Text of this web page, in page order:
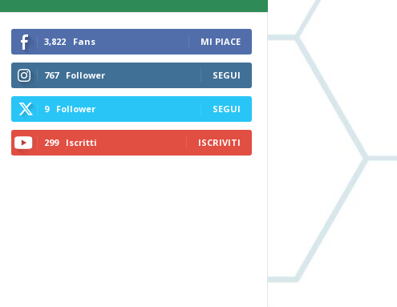
3,822 Fans MI PIACE
767 Follower SEGUI
9 Follower SEGUI
299 Iscritti ISCRIVITI